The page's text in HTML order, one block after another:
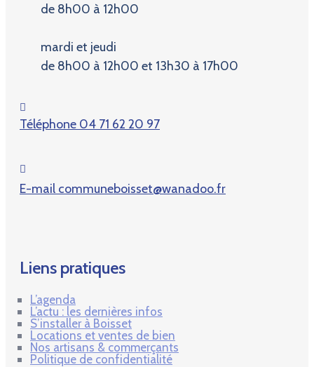
de 8h00 à 12h00
mardi et jeudi
de 8h00 à 12h00 et 13h30 à 17h00
Téléphone 04 71 62 20 97
E-mail communeboisset@wanadoo.fr
Liens pratiques
L’agenda
L’actu : les dernières infos
S’installer à Boisset
Locations et ventes de bien
Nos artisans & commerçants
Politique de confidentialité